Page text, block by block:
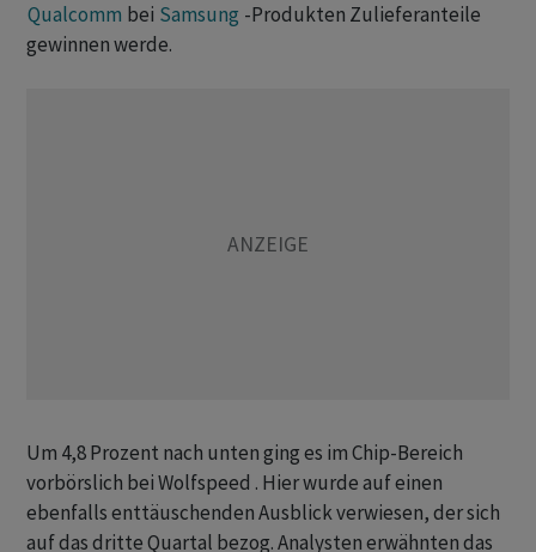
Qualcomm bei Samsung -Produkten Zulieferanteile
gewinnen werde.
Um 4,8 Prozent nach unten ging es im Chip-Bereich
vorbörslich bei Wolfspeed . Hier wurde auf einen
ebenfalls enttäuschenden Ausblick verwiesen, der sich
auf das dritte Quartal bezog. Analysten erwähnten das